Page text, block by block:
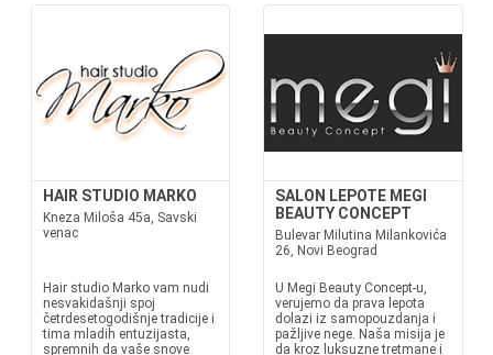
HAIR STUDIO MARKO
Kneza Miloša 45a, Savski
venac
Hair studio Marko vam nudi
nesvakidašnji spoj
četrdesetogodišnje tradicije i
tima mladih entuzijasta,
spremnih da vaše snove
SALON LEPOTE MEGI
BEAUTY CONCEPT
Bulevar Milutina Milankovića
26, Novi Beograd
U Megi Beauty Concept-u,
verujemo da prava lepota
dolazi iz samopouzdanja i
pažljive nege. Naša misija je
da kroz luksuzne tretmane i